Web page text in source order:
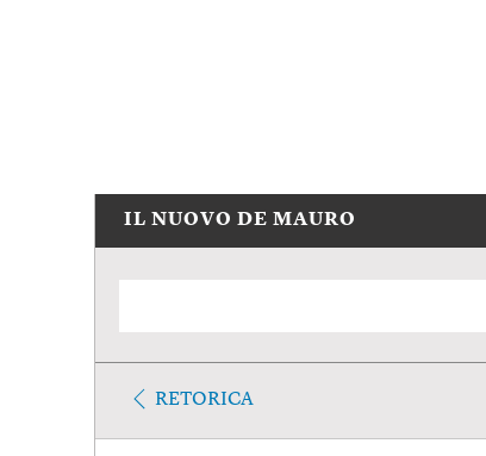
IL NUOVO DE MAURO
RETORICA